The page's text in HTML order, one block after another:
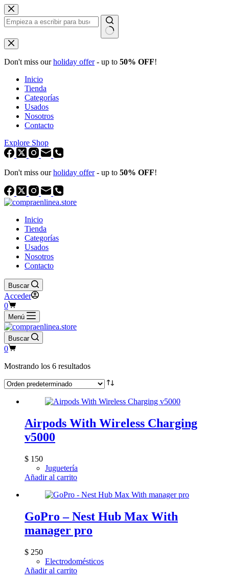
Saltar
al
contenido
Sin
resultados
Don't miss ourholiday offer- up to 50% OFF!
Inicio
Tienda
Categorías
Usados
Nosotros
Contacto
Explore Shop
Don't miss ourholiday offer- up to 50% OFF!
Inicio
Tienda
Categorías
Usados
Nosotros
Contacto
Buscar
Acceder
Carro
de
compra
0
Menú
Buscar
Carro
compra
0
Mostrando los 6 resultados
Airpods With Wireless Charging
v5000
$ 150
Juguetería
Añadir al carrito
GoPro – Nest Hub Max With
manager pro
$ 250
Electrodomésticos
Añadir al carrito